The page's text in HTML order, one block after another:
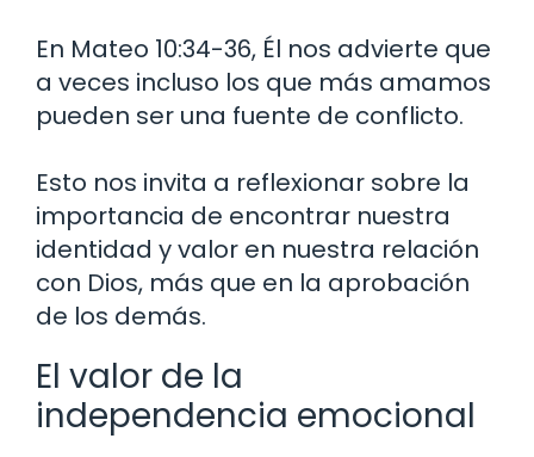
En Mateo 10:34-36, Él nos advierte que
a veces incluso los que más amamos
pueden ser una fuente de conflicto.
Esto nos invita a reflexionar sobre la
importancia de encontrar nuestra
identidad y valor en nuestra relación
con Dios, más que en la aprobación
de los demás.
El valor de la
independencia emocional